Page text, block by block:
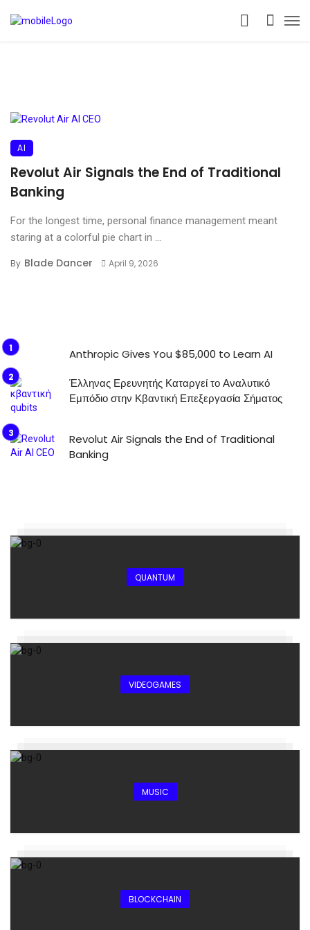
AI
Revolut Air Signals the End of Traditional
Banking
For the longest time, personal finance management meant
staring at a colorful pie chart in ...
By Blade Dancer April 9, 2026
Anthropic Gives You $85,000 to Learn AI
Έλληνας Ερευνητής Καταργεί το Αναλυτικό
Εμπόδιο στην Κβαντική Επεξεργασία Σήματος
Revolut Air Signals the End of Traditional
Banking
QUANTUM
VIDEOGAMES
MUSIC
BLOCKCHAIN